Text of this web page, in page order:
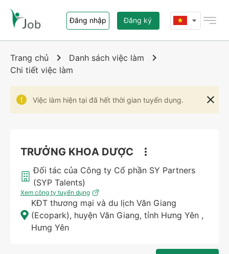
Đăng nhập Đăng ký
Trang chủ
Trang chủ
Danh sách việc làm
Chi tiết việc làm
Việc làm hiện tại đã hết thời gian tuyển dụng.
TRƯỞNG KHOA DƯỢC
Đối tác của Công ty Cổ phần SY Partners
(SYP Talents)
Xem công ty tuyển dụng
KĐT thương mại và du lịch Văn Giang
(Ecopark), huyện Văn Giang, tỉnh Hưng Yên ,
Hưng Yên